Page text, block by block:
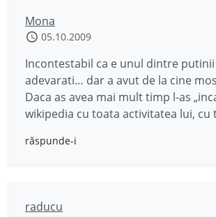
Mona
05.10.2009
Incontestabil ca e unul dintre
adevarati… dar a avut de la cine
Daca as avea mai mult timp l-as
wikipedia cu toata activitatea lui, cu
răspunde-i
raducu